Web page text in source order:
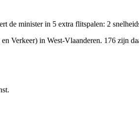
minister in 5 extra flitspalen: 2
Verkeer) in West-Vlaanderen. 176 zijn